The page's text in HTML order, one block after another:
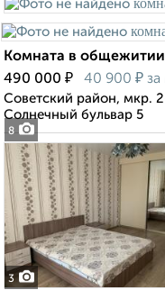
8
Комната в
490 000 ₽ 40 900 ₽ за
Советский район, мкр.
Солнечный бульвар 5
3